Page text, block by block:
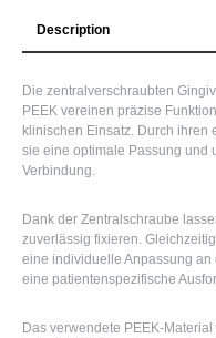
Description
Die zentralverschraubten
PEEK vereinen präzise
klinischen Einsatz. Durch ihren
sie eine optimale Passung und
Verbindung.
Dank der Zentralschraube
zuverlässig fixieren.
eine individuelle Anpassung
eine patientenspezifische
Das verwendete PEEK-